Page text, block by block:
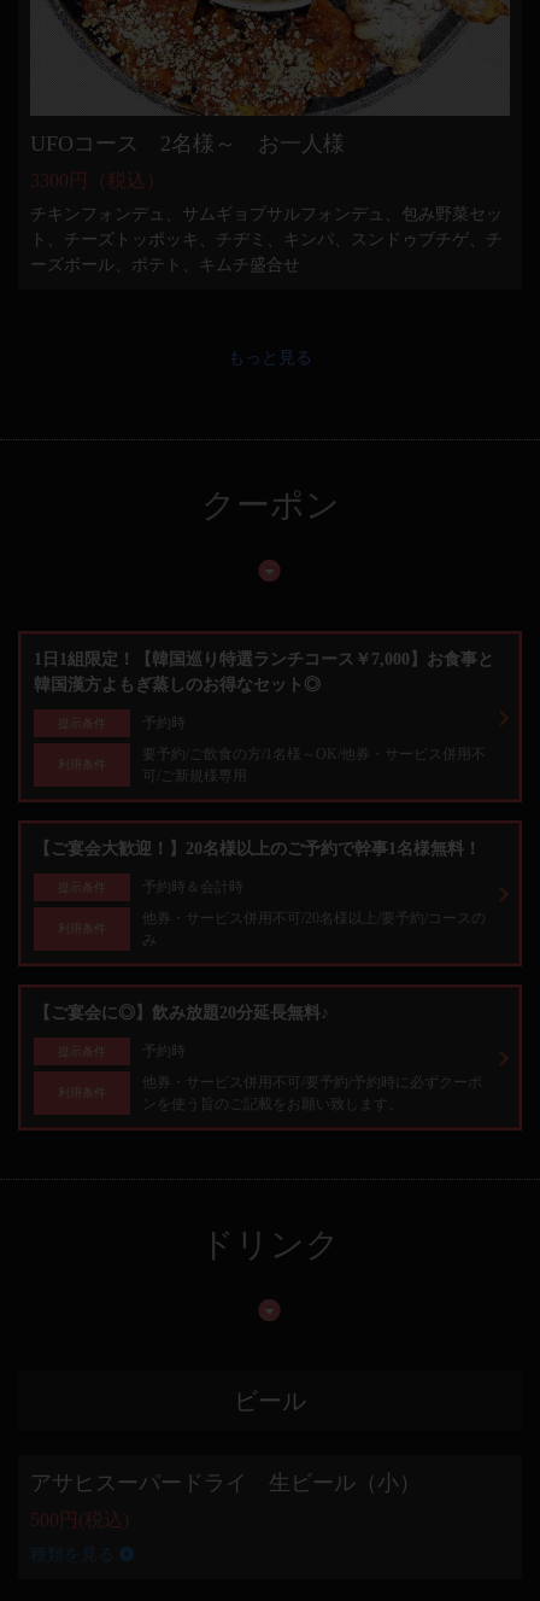
UFOコース 2名様～ お一人様
3300円（税込）
チキンフォンデュ、サムギョプサルフォンデュ、包み野菜セッ
ト、チーズトッポッキ、チヂミ、キンパ、スンドゥブチゲ、チ
ーズボール、ポテト、キムチ盛合せ
もっと見る
クーポン
1日1組限定！【韓国巡り特選ランチコース￥7,000】お食事と
韓国漢方よもぎ蒸しのお得なセット◎
提示条件 予約時
利用条件
要予約/ご飲食の方/1名様～OK/他券・サービス併用不
可/ご新規様専用
【ご宴会大歓迎！】20名様以上のご予約で幹事1名様無料！
提示条件 予約時＆会計時
利用条件
他券・サービス併用不可/20名様以上/要予約/コースの
み
【ご宴会に◎】飲み放題20分延長無料♪
提示条件 予約時
利用条件
他券・サービス併用不可/要予約/予約時に必ずクーポ
ンを使う旨のご記載をお願い致します。
ドリンク
ビール
アサヒスーパードライ 生ビール（小）
500円 (税込)
種類を見る